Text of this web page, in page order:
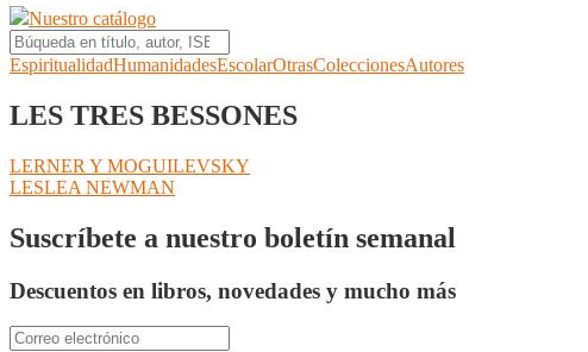
Nuestro catálogo
EspiritualidadHumanidadesEscolarOtrasColeccionesAutores
LES TRES BESSONES
Navegación
de
entradas
Anterior:
LERNER Y MOGUILEVSKY
Siguiente:
LESLEA NEWMAN
Suscríbete a nuestro boletín semanal
Descuentos en libros, novedades y mucho más